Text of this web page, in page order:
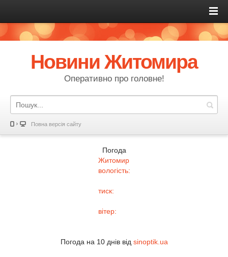
Новини Житомира
Оперативно про головне!
Повна версія сайту
Погода
Житомир
вологість:
тиск:
вітер:
Погода на 10 днів від sinoptik.ua